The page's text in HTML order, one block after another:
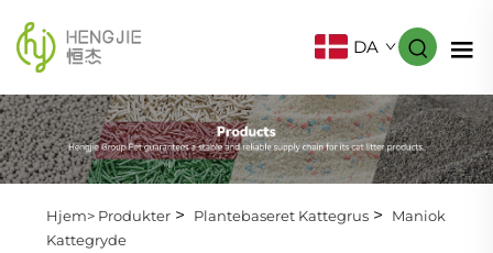
DA
Hjem> Produkter> Plantebaseret Kattegrus>
Maniok
Kattegryde